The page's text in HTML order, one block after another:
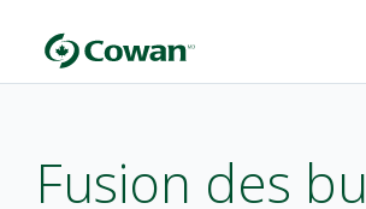
Fusion des